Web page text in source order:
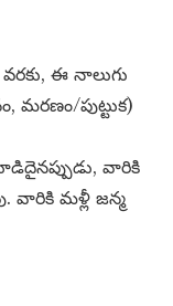
ఈ నాలుగు
మరణం/పుట్టుక)
వారికి
వారికి మళ్లీ జన్మ